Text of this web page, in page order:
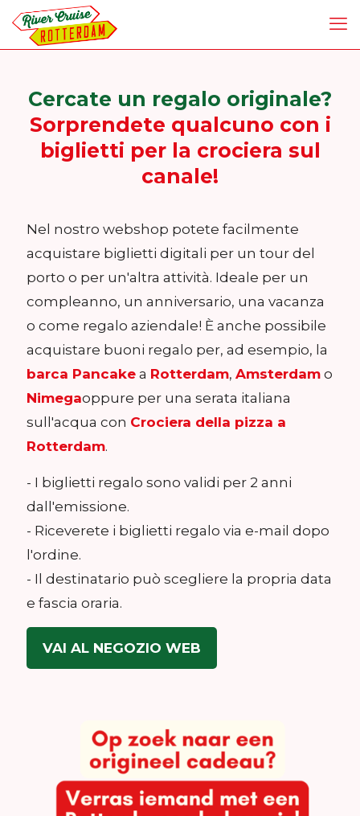
Cercate un regalo originale?
Sorprendete qualcuno con i
biglietti per la crociera sul
canale!
Nel nostro webshop potete facilmente
acquistare biglietti digitali per un tour del
porto o per un'altra attività. Ideale per un
compleanno, un anniversario, una vacanza
o come regalo aziendale! È anche possibile
acquistare buoni regalo per, ad esempio, la
barca Pancake a Rotterdam, Amsterdam o
Nimegaoppure per una serata italiana
sull'acqua con Crociera della pizza a
Rotterdam.
- I biglietti regalo sono validi per 2 anni
dall'emissione.
- Riceverete i biglietti regalo via e-mail dopo
l'ordine.
- Il destinatario può scegliere la propria data
e fascia oraria.
VAI AL NEGOZIO WEB